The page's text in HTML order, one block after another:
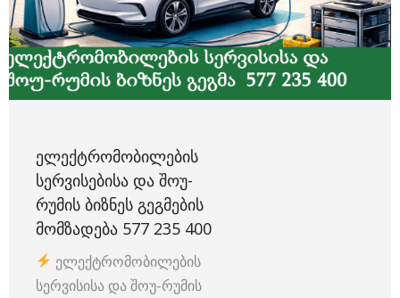
ᲔᲚᲔᲥᲢᲠᲝᲛᲝᲑᲘᲚᲔᲑᲘᲡ
ᲡᲔᲠᲕᲘᲡᲔᲑᲘᲡᲐ ᲓᲐ ᲨᲝᲣ-
ᲠᲣᲛᲘᲡ ᲑᲘᲖᲜᲔᲡ ᲒᲔᲒᲛᲔᲑᲘᲡ
ᲛᲝᲛᲖᲐᲓᲔᲑᲐ 577 235 400
ელექტრომობილების
სერვისისა და შოუ-რუმის